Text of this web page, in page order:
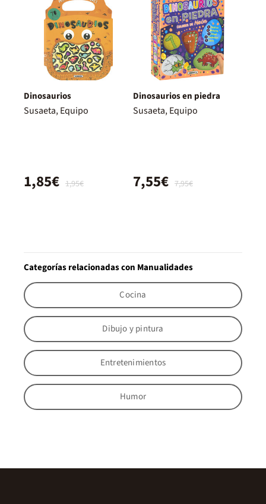
Dinosaurios
Susaeta, Equipo
1,95€
1,85€
Dinosaurios en piedra
Susaeta, Equipo
7,95€
7,55€
Categorías relacionadas con Manualidades
Cocina
Dibujo y pintura
Entretenimientos
Humor